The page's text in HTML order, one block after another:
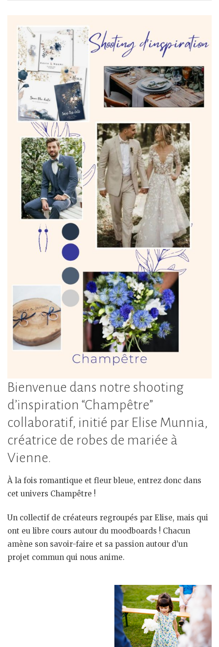
Bienvenue dans notre shooting
d’inspiration “Champêtre”
collaboratif, initié par Elise Munnia,
créatrice de robes de mariée à
Vienne.
À la fois romantique et fleur bleue, entrez donc dans
cet univers Champêtre !
Un collectif de créateurs regroupés par Elise, mais qui
ont eu libre cours autour du moodboards ! Chacun
amène son savoir-faire et sa passion autour d’un
projet commun qui nous anime.